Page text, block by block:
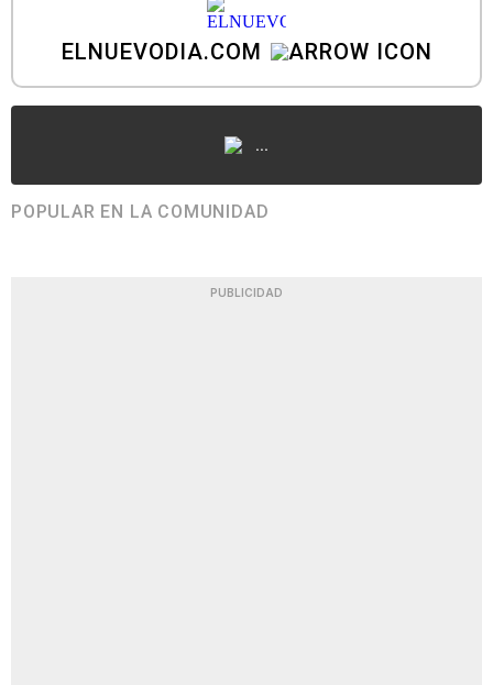
ELNUEVODIA.COM
...
POPULAR EN LA COMUNIDAD
PUBLICIDAD